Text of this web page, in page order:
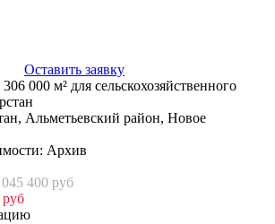
Оставить заявку
000 м² для сельскохозяйственного
Альметьевский район, Новое
Архив
400 руб